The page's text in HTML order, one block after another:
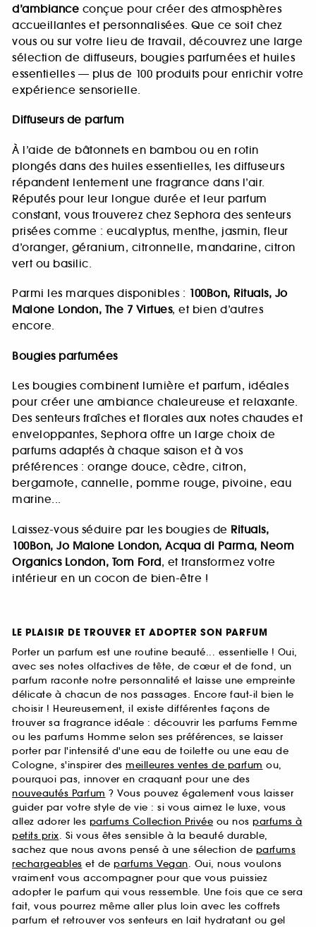
d’ambiance conçue pour créer des atmosphères
accueillantes et personnalisées. Que ce soit chez
vous ou sur votre lieu de travail, découvrez une large
sélection de diffuseurs, bougies parfumées et huiles
essentielles — plus de 100 produits pour enrichir votre
expérience sensorielle.
Diffuseurs de parfum
À l’aide de bâtonnets en bambou ou en rotin
plongés dans des huiles essentielles, les diffuseurs
répandent lentement une fragrance dans l’air.
Réputés pour leur longue durée et leur parfum
constant, vous trouverez chez Sephora des senteurs
prisées comme : eucalyptus, menthe, jasmin, fleur
d’oranger, géranium, citronnelle, mandarine, citron
vert ou basilic.
Parmi les marques disponibles : 100Bon, Rituals, Jo
Malone London, The 7 Virtues, et bien d’autres
encore.
Bougies parfumées
Les bougies combinent lumière et parfum, idéales
pour créer une ambiance chaleureuse et relaxante.
Des senteurs fraîches et florales aux notes chaudes et
enveloppantes, Sephora offre un large choix de
parfums adaptés à chaque saison et à vos
préférences : orange douce, cèdre, citron,
bergamote, cannelle, pomme rouge, pivoine, eau
marine...
Laissez-vous séduire par les bougies de Rituals,
100Bon, Jo Malone London, Acqua di Parma, Neom
Organics London, Tom Ford, et transformez votre
intérieur en un cocon de bien-être !
LE PLAISIR DE TROUVER ET ADOPTER SON PARFUM
Porter un parfum est une routine beauté... essentielle ! Oui,
avec ses notes olfactives de tête, de cœur et de fond, un
parfum raconte notre personnalité et laisse une empreinte
délicate à chacun de nos passages. Encore faut-il bien le
choisir ! Heureusement, il existe différentes façons de
trouver sa fragrance idéale : découvrir les parfums Femme
ou les parfums Homme selon ses préférences, se laisser
porter par l'intensité d'une eau de toilette ou une eau de
Cologne, s'inspirer des meilleures ventes de parfum ou,
pourquoi pas, innover en craquant pour une des
nouveautés Parfum ? Vous pouvez également vous laisser
guider par votre style de vie : si vous aimez le luxe, vous
allez adorer les parfums Collection Privée ou nos parfums à
petits prix. Si vous êtes sensible à la beauté durable,
sachez que nous avons pensé à une sélection de parfums
rechargeables et de parfums Vegan. Oui, nous voulons
vraiment vous accompagner pour que vous puissiez
adopter le parfum qui vous ressemble. Une fois que ce sera
fait, vous pourrez même aller plus loin avec les coffrets
parfum et retrouver vos senteurs en lait hydratant ou gel